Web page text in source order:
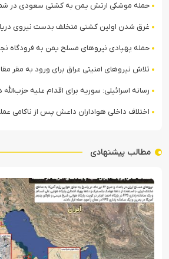
حمله موشکی ارتش یمن به کشتی سعودی در
غرق شدن اولین کشتی متخلف بدست نیروی
حمله پهپادی نیروهای مسلح یمن به فرودگاه
تلاش نیروهای امنیتی عراق برای ورود به مقر
رسانه اسرائیلی: سوریه برای اقدام علیه
اختلاف داخلی هواداران داعش پس از ناکامی
مطالب پیشنهادی